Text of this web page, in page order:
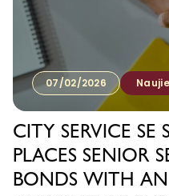
07/02/2026
CITY SERVICE SE
PLACES SENIOR
BONDS WITH AN